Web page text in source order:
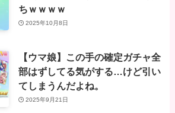
ちｗｗｗｗ
2025年10月8日
【ウマ娘】この手の確定ガチャ全
部はずしてる気がする…けど引い
てしまうんだよね。
2025年9月21日